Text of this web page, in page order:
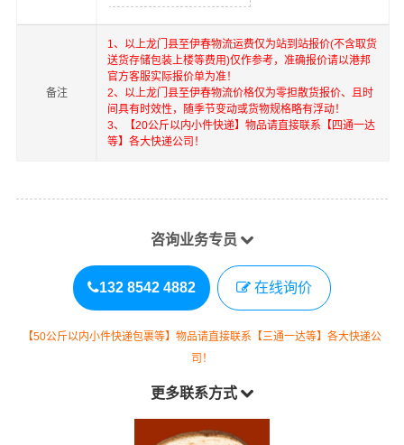
备注
1、以上龙门县至伊春物流运费仅为站到站报价(不含取货
送货存储包装上楼等费用)仅作参考，准确报价请以港邦
官方客服实际报价单为准！
2、以上龙门县至伊春物流价格仅为零担散货报价、且时
间具有时效性，随季节变动或货物规格略有浮动！
3、【20公斤以内小件快递】物品请直接联系【四通一达
等】各大快递公司！
咨询业务专员
132 8542 4882 在线询价
【50公斤以内小件快递包裹等】物品请直接联系【三通一达等】各大快递公
司！
更多联系方式